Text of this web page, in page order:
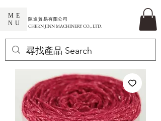
ME
NU
​陳進貿易有限公司
CHERN JINN MACHINERY CO., LTD.